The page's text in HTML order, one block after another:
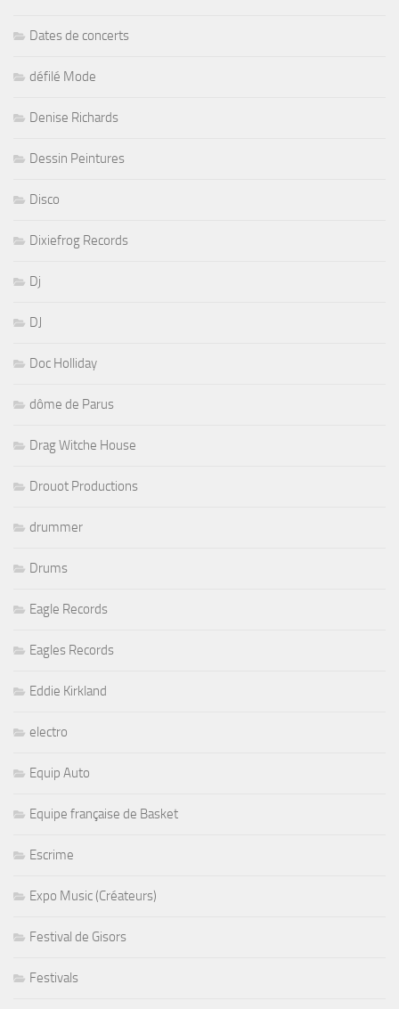
Dates de concerts
défilé Mode
Denise Richards
Dessin Peintures
Disco
Dixiefrog Records
Dj
DJ
Doc Holliday
dôme de Parus
Drag Witche House
Drouot Productions
drummer
Drums
Eagle Records
Eagles Records
Eddie Kirkland
electro
Equip Auto
Equipe française de Basket
Escrime
Expo Music (Créateurs)
Festival de Gisors
Festivals